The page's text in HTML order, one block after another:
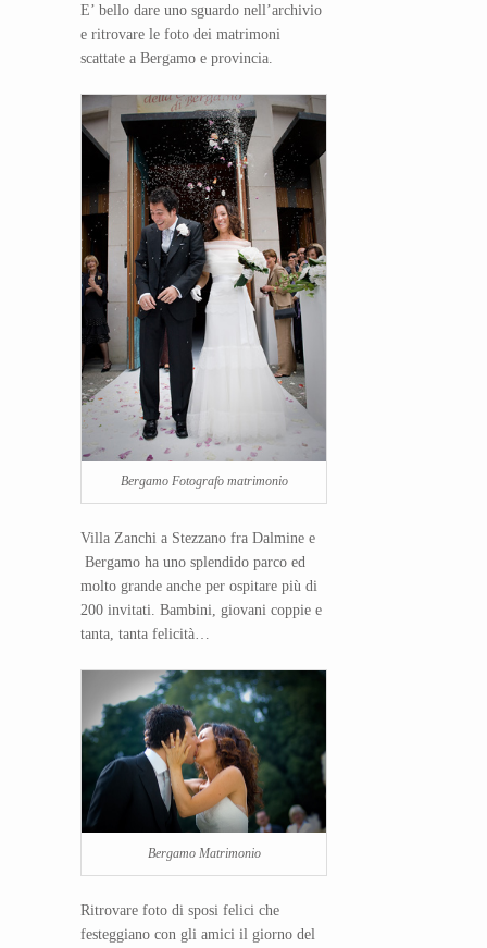
E’ bello dare uno sguardo nell’archivio
e ritrovare le foto dei matrimoni
scattate a Bergamo e provincia.
Bergamo Fotografo matrimonio
Villa Zanchi a Stezzano fra Dalmine e
Bergamo ha uno splendido parco ed
molto grande anche per ospitare più di
200 invitati. Bambini, giovani coppie e
tanta, tanta felicità…
Bergamo Matrimonio
Ritrovare foto di sposi felici che
festeggiano con gli amici il giorno del